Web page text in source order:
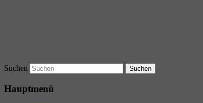
Suchen
Hauptmenü